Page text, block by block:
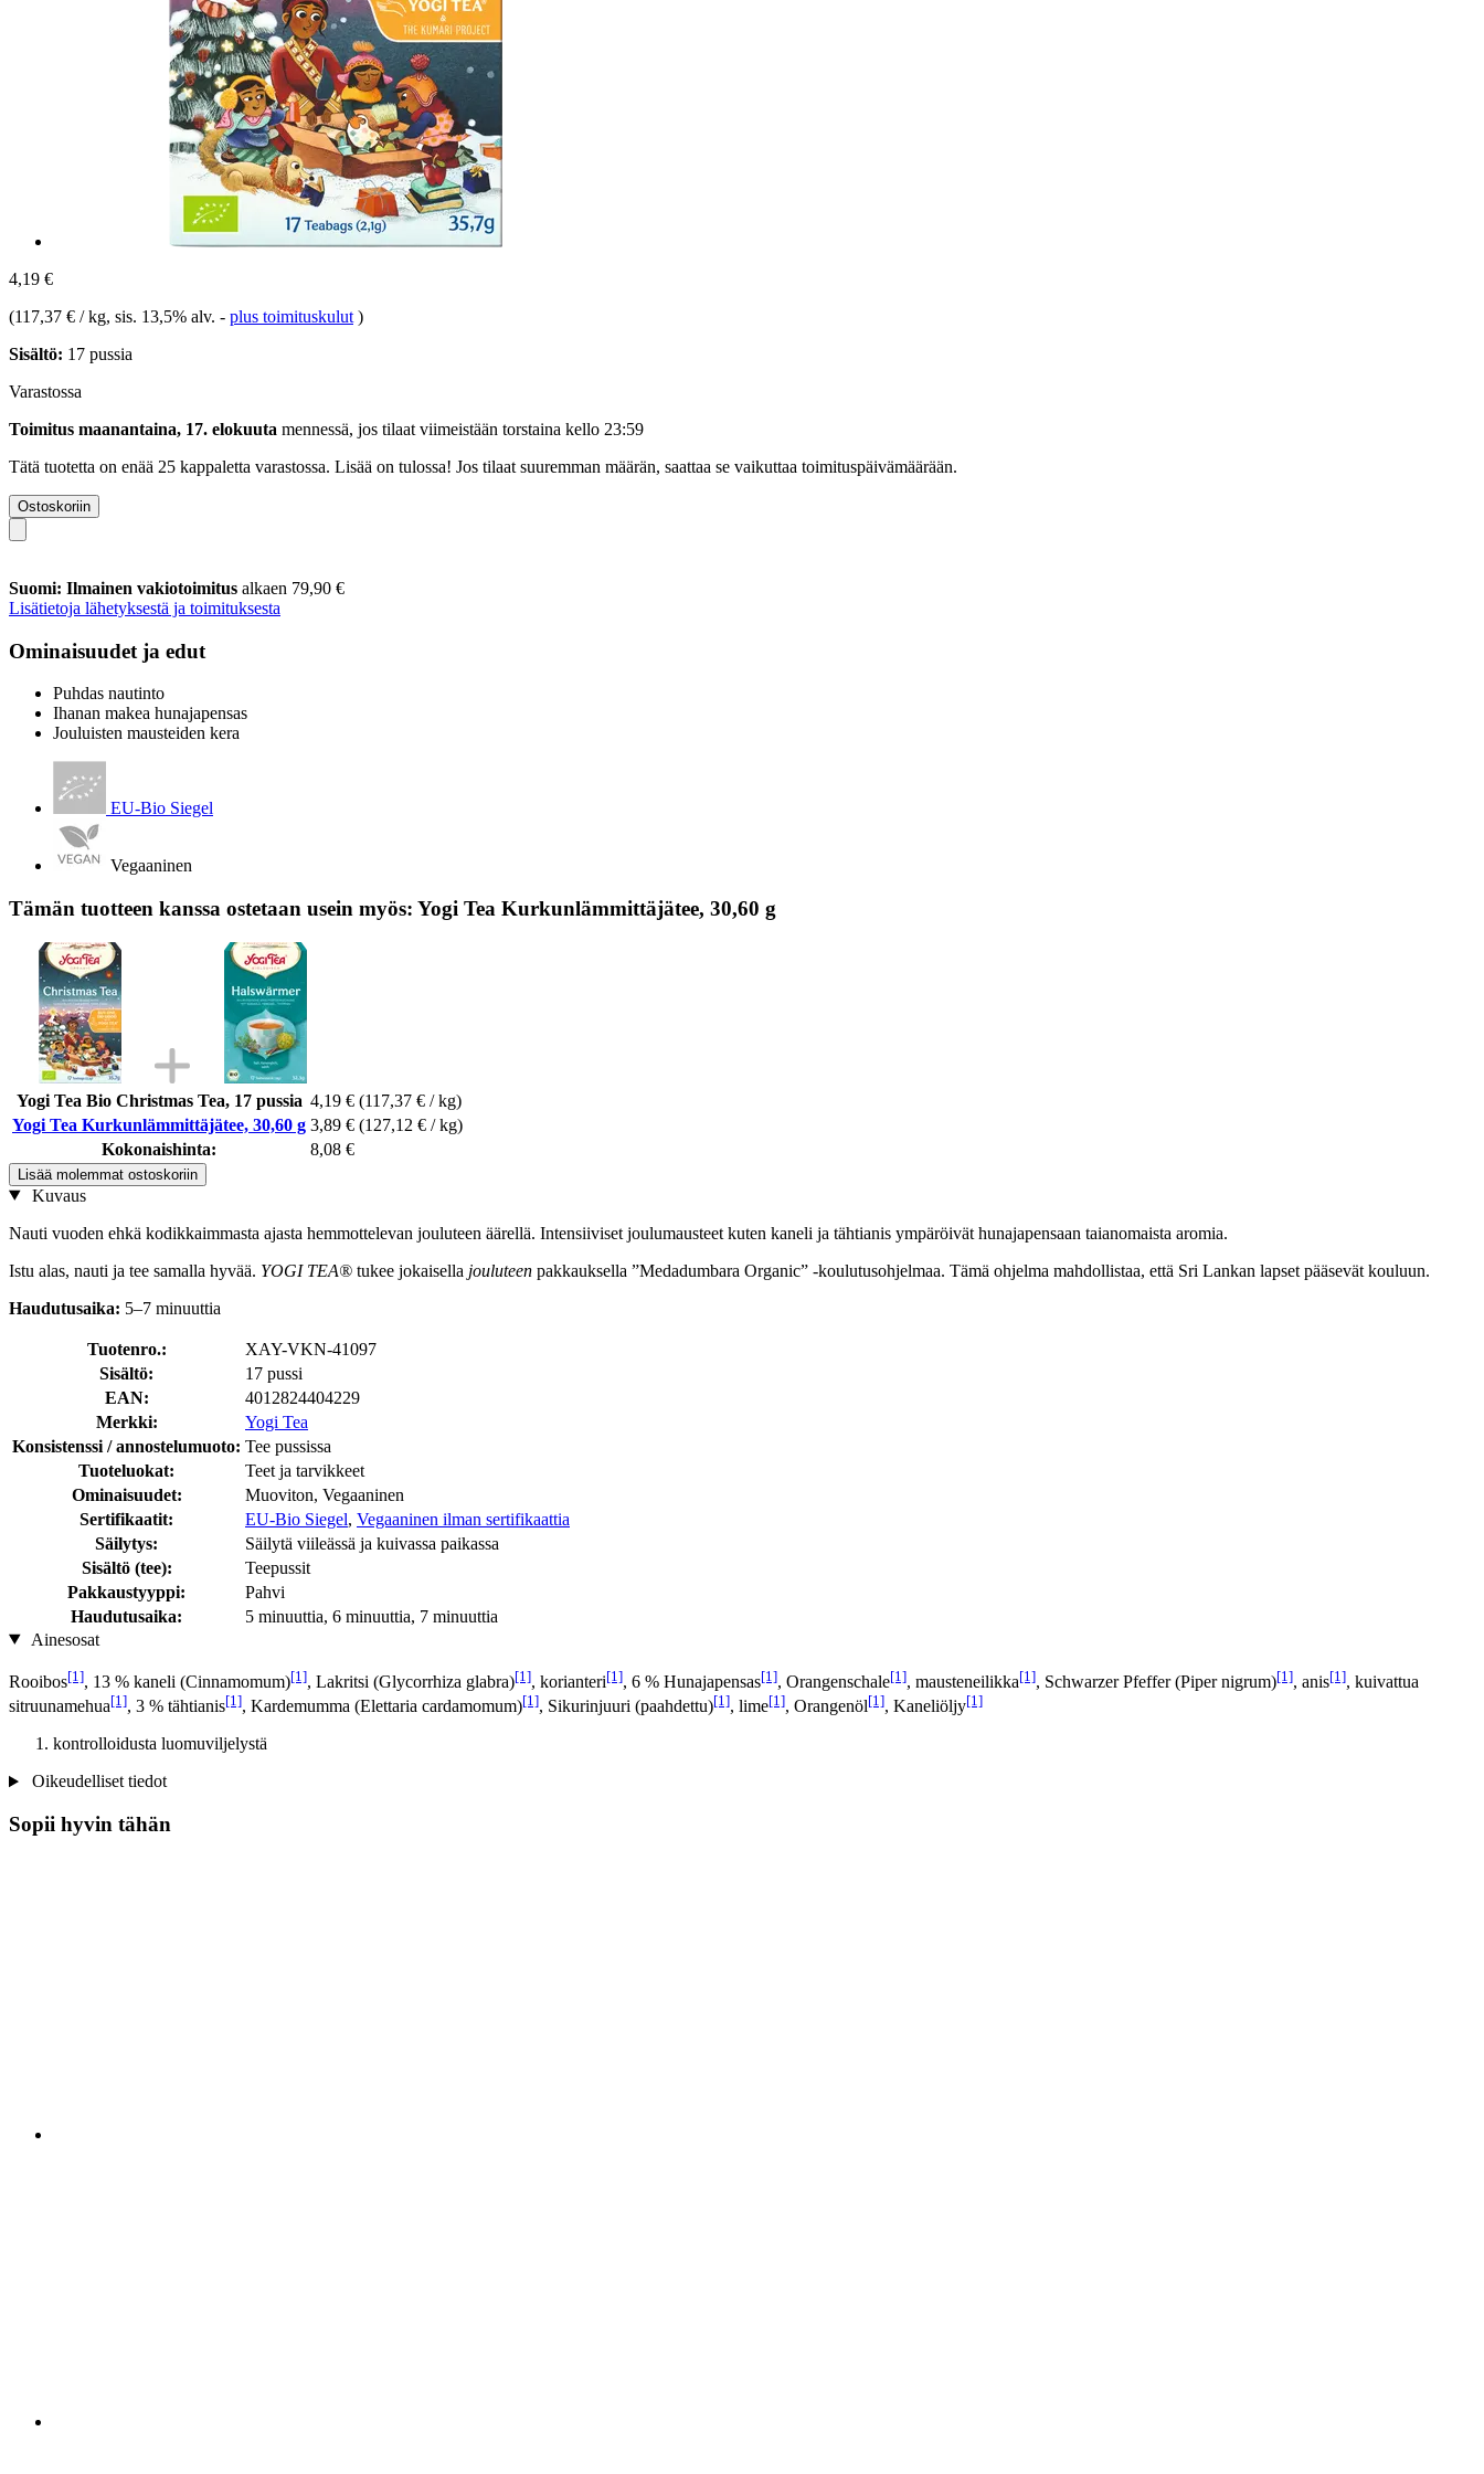
4,19 €
(117,37 € / kg, sis. 13,5% alv. - plus toimituskulut )
Sisältö: 17 pussia
Varastossa
Toimitus maanantaina, 17. elokuuta mennessä, jos tilaat viimeistään torstaina kello 23:59
Tätä tuotetta on enää 25 kappaletta varastossa. Lisää on tulossa! Jos tilaat suuremman määrän, saattaa se vaikuttaa toimituspäivämäärään.
Ostoskoriin
Suomi: Ilmainen vakiotoimitus alkaen 79,90 €
Lisätietoja lähetyksestä ja toimituksesta
Ominaisuudet ja edut
Puhdas nautinto
Ihanan makea hunajapensas
Jouluisten mausteiden kera
EU-Bio Siegel
Vegaaninen
Tämän tuotteen kanssa ostetaan usein myös: Yogi Tea Kurkunlämmittäjätee, 30,60 g
Yogi Tea Bio Christmas Tea, 17 pussia 4,19 € (117,37 € / kg)
Yogi Tea Kurkunlämmittäjätee, 30,60 g 3,89 € (127,12 € / kg)
Kokonaishinta:
8,08 €
Lisää molemmat ostoskoriin
Kuvaus
Nauti vuoden ehkä kodikkaimmasta ajasta hemmottelevan jouluteen äärellä. Intensiiviset joulumausteet kuten kaneli ja tähtianis ympäröivät hunajapensaan taianomaista aromia.
Istu alas, nauti ja tee samalla hyvää. YOGI TEA® tukee jokaisella jouluteen pakkauksella ”Medadumbara Organic” -koulutusohjelmaa. Tämä ohjelma mahdollistaa, että Sri Lankan lapset pääsevät kouluun.
Haudutusaika: 5–7 minuuttia
Tuotenro.:
XAY-VKN-41097
Sisältö:
17 pussi
EAN:
4012824404229
Merkki:
Yogi Tea
Konsistenssi / annostelumuoto: Tee pussissa
Tuoteluokat:
Teet ja tarvikkeet
Ominaisuudet:
Muoviton, Vegaaninen
Sertifikaatit:
EU-Bio Siegel, Vegaaninen ilman sertifikaattia
Säilytys:
Säilytä viileässä ja kuivassa paikassa
Sisältö (tee):
Teepussit
Pakkaustyyppi:
Pahvi
Haudutusaika:
5 minuuttia, 6 minuuttia, 7 minuuttia
Ainesosat
Rooibos[1], 13 % kaneli (Cinnamomum)[1], Lakritsi (Glycorrhiza glabra)[1], korianteri[1], 6 % Hunajapensas[1], Orangenschale[1], mausteneilikka[1], Schwarzer Pfeffer (Piper nigrum)[1], anis[1], kuivattua
sitruunamehua[1], 3 % tähtianis[1], Kardemumma (Elettaria cardamomum)[1], Sikurinjuuri (paahdettu)[1], lime[1], Orangenöl[1], Kaneliöljy[1]
kontrolloidusta luomuviljelystä
Oikeudelliset tiedot
Sopii hyvin tähän